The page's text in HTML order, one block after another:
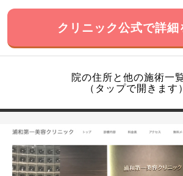
クリニック公式で詳細
院の住所と他の施術一
（タップで開きます）